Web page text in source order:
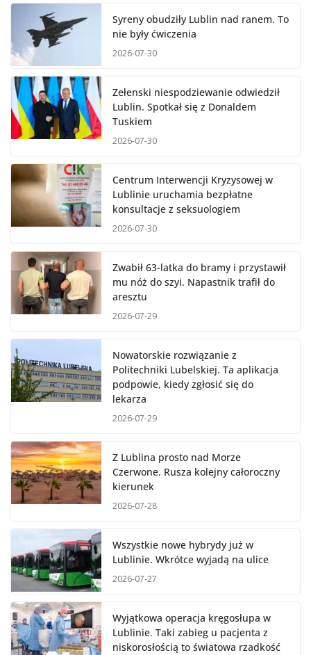
Syreny obudziły Lublin nad ranem. To
nie były ćwiczenia
2026-07-30
Zełenski niespodziewanie odwiedził
Lublin. Spotkał się z Donaldem
Tuskiem
2026-07-30
Centrum Interwencji Kryzysowej w
Lublinie uruchamia bezpłatne
konsultacje z seksuologiem
2026-07-30
Zwabił 63-latka do bramy i przystawił
mu nóż do szyi. Napastnik trafił do
aresztu
2026-07-29
Nowatorskie rozwiązanie z
Politechniki Lubelskiej. Ta aplikacja
podpowie, kiedy zgłosić się do
lekarza
2026-07-29
Z Lublina prosto nad Morze
Czerwone. Rusza kolejny całoroczny
kierunek
2026-07-28
Wszystkie nowe hybrydy już w
Lublinie. Wkrótce wyjadą na ulice
2026-07-27
Wyjątkowa operacja kręgosłupa w
Lublinie. Taki zabieg u pacjenta z
niskorosłością to światowa rzadkość